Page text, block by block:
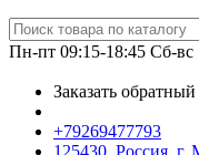
Пн-пт 09:15-18:45 Сб-вс
Заказать
+79269477793
125430, Россия,